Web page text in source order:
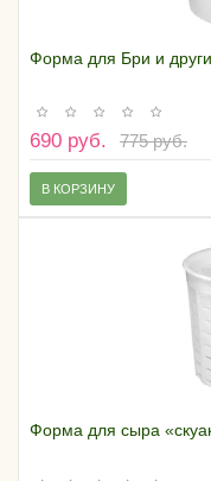
Форма для Бри и
690 руб. 775 руб.
В КОРЗИНУ
Форма для сыра